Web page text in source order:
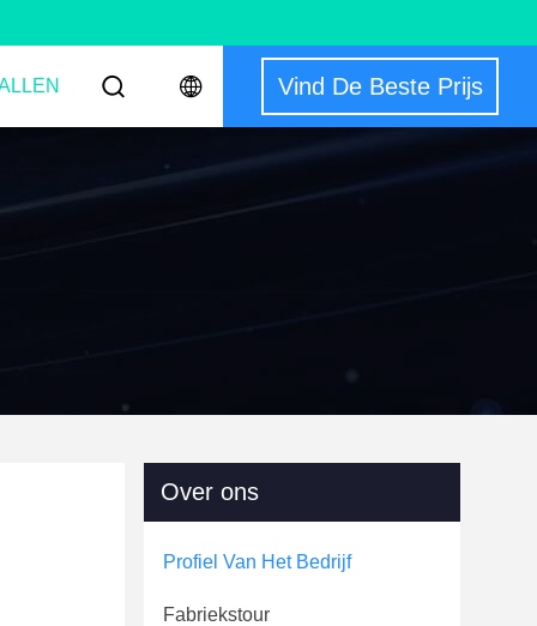
Vind De Beste Prijs
Over ons
Profiel Van Het Bedrijf
Fabriekstour